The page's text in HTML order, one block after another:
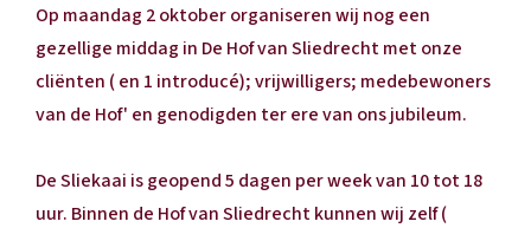
Op maandag 2 oktober organiseren wij nog een
gezellige middag in De Hof van Sliedrecht met onze
cliënten ( en 1 introducé); vrijwilligers; medebewoners
van de Hof' en genodigden ter ere van ons jubileum.
De Sliekaai is geopend 5 dagen per week van 10 tot 18
uur. Binnen de Hof van Sliedrecht kunnen wij zelf (